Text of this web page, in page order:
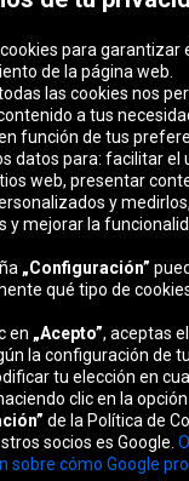
republika
Italia
Polska
Slovenská
republika
para garantizar
de la página web.
las cookies nos
a tus
función de tus
datos para: facilitar el
web, presentar
y
y mejorar la
„Configuración”
qué tipo de
en „Acepto”, aceptas
la configuración de
tu elección en
clic en la opción
de la Política de
socios es Google.
sobre cómo Google